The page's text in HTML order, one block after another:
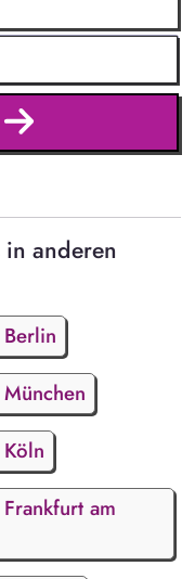
in anderen
am